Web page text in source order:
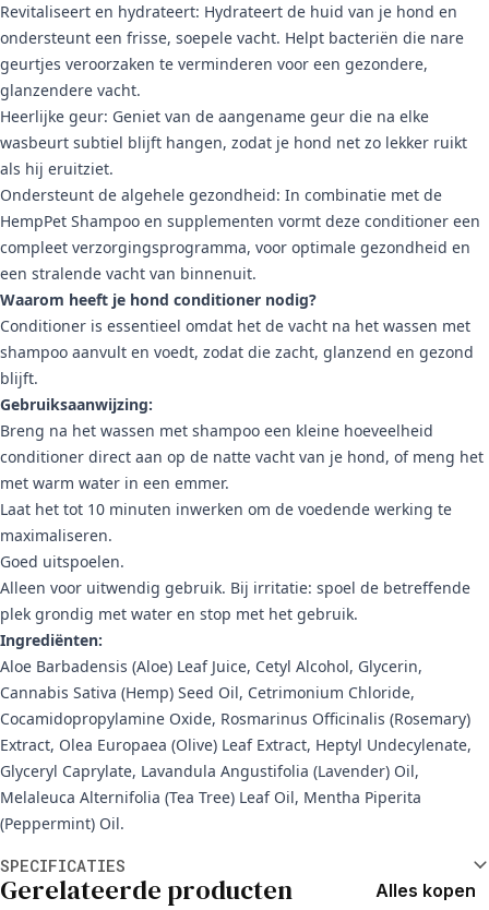
Revitaliseert en hydrateert: Hydrateert de huid van je hond en
ondersteunt een frisse, soepele vacht. Helpt bacteriën die nare
geurtjes veroorzaken te verminderen voor een gezondere,
glanzendere vacht.
Heerlijke geur: Geniet van de aangename geur die na elke
wasbeurt subtiel blijft hangen, zodat je hond net zo lekker ruikt
als hij eruitziet.
Ondersteunt de algehele gezondheid: In combinatie met de
HempPet Shampoo en supplementen vormt deze conditioner een
compleet verzorgingsprogramma, voor optimale gezondheid en
een stralende vacht van binnenuit.
Waarom heeft je hond conditioner nodig?
Conditioner is essentieel omdat het de vacht na het wassen met
shampoo aanvult en voedt, zodat die zacht, glanzend en gezond
blijft.
Gebruiksaanwijzing:
Breng na het wassen met shampoo een kleine hoeveelheid
conditioner direct aan op de natte vacht van je hond, of meng het
met warm water in een emmer.
Laat het tot 10 minuten inwerken om de voedende werking te
maximaliseren.
Goed uitspoelen.
Alleen voor uitwendig gebruik. Bij irritatie: spoel de betreffende
plek grondig met water en stop met het gebruik.
Ingrediënten:
Aloe Barbadensis (Aloe) Leaf Juice, Cetyl Alcohol, Glycerin,
Cannabis Sativa (Hemp) Seed Oil, Cetrimonium Chloride,
Cocamidopropylamine Oxide, Rosmarinus Officinalis (Rosemary)
Extract, Olea Europaea (Olive) Leaf Extract, Heptyl Undecylenate,
Glyceryl Caprylate, Lavandula Angustifolia (Lavender) Oil,
Melaleuca Alternifolia (Tea Tree) Leaf Oil, Mentha Piperita
(Peppermint) Oil.
SPECIFICATIES
Gerelateerde producten Alles kopen